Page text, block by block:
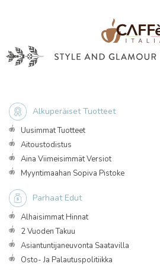
Alkuperäiset Tuotteet
Uusimmat Tuotteet
Aitoustodistus
Aina Viimeisimmät Versiot
Myyntimaahan Sopiva Pistoke
Parhaat Edut
Alhaisimmat Hinnat
2 Vuoden Takuu
Asiantuntijaneuvonta Saatavilla
Osto- Ja Palautuspolitiikka